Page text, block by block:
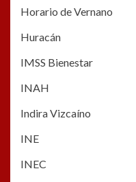
Horario de Vernano
Huracán
IMSS Bienestar
INAH
Indira Vizcaíno
INE
INEC